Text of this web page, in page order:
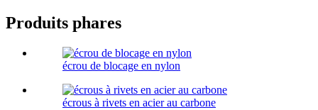
Produits phares
écrou de blocage en nylon
écrous à rivets en acier au carbone